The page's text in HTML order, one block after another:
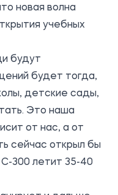
новая волна
учебных
будут
будет тогда,
детские сады,
Это наша
от нас, а от
сейчас открыл бы
300 летит 35-40